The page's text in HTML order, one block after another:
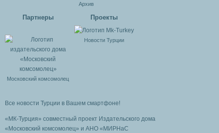
Архив
Партнеры
Московский комсомолец
Проекты
Новости Турции
Все новости Турции в Вашем смартфоне!
«МК-Турция» совместный проект Издательского дома
«Московский комсомолец» и АНО «МИРНаС